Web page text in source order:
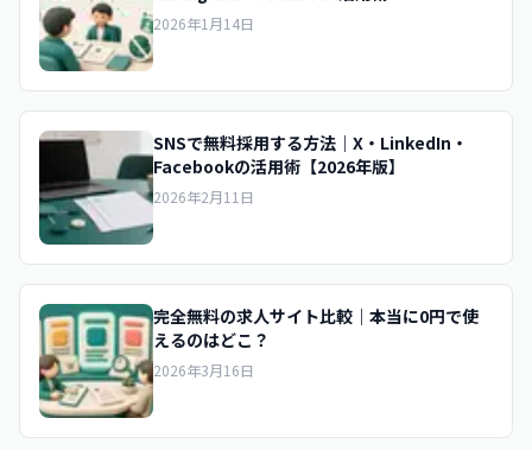
2026年1月14日
SNSで無料採用する方法｜X・LinkedIn・
Facebookの活用術【2026年版】
2026年2月11日
完全無料の求人サイト比較｜本当に0円で使
えるのはどこ？
2026年3月16日